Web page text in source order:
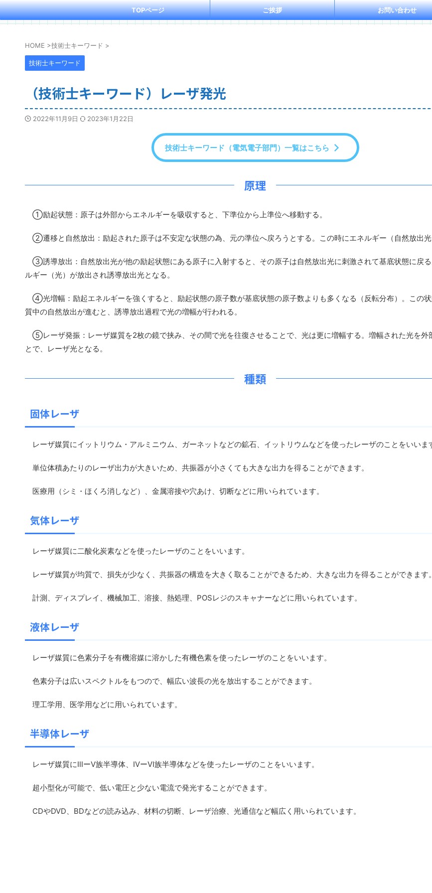
TOPページ ご挨拶 お問い合わせ
HOME >技術士キーワード >
技術士キーワード
（技術士キーワード）レーザ発光
2022年11月9日 2023年1月22日
技術士キーワード（電気電子部門）一覧はこちら
原理
①励起状態：原子は外部からエネルギーを吸収すると、下準位から上準位へ移動する。
②遷移と自然放出：励起された原子は不安定な状態の為、元の準位へ戻ろうとする。この時にエネルギー（自然放出光
③誘導放出：自然放出光が他の励起状態にある原子に入射すると、その原子は自然放出光に刺激されて基底状態に戻
ルギー（光）が放出され誘導放出光となる。
④光増幅：励起エネルギーを強くすると、励起状態の原子数が基底状態の原子数よりも多くなる（反転分布）。この
質中の自然放出が進むと、誘導放出過程で光の増幅が行われる。
⑤レーザ発振：レーザ媒質を2枚の鏡で挟み、その間で光を往復させることで、光は更に増幅する。増幅された光を外
とで、レーザ光となる。
種類
固体レーザ
レーザ媒質にイットリウム・アルミニウム、ガーネットなどの鉱石、イットリウムなどを使ったレーザのことをいいま
単位体積あたりのレーザ出力が大きいため、共振器が小さくても大きな出力を得ることができます。
医療用（シミ・ほくろ消しなど）、金属溶接や穴あけ、切断などに用いられています。
気体レーザ
レーザ媒質に二酸化炭素などを使ったレーザのことをいいます。
レーザ媒質が均質で、損失が少なく、共振器の構造を大きく取ることができるため、大きな出力を得ることができます。
計測、ディスプレイ、機械加工、溶接、熱処理、POSレジのスキャナーなどに用いられています。
液体レーザ
レーザ媒質に色素分子を有機溶媒に溶かした有機色素を使ったレーザのことをいいます。
色素分子は広いスペクトルをもつので、幅広い波長の光を放出することができます。
理工学用、医学用などに用いられています。
半導体レーザ
レーザ媒質にⅢーⅤ族半導体、ⅣーⅥ族半導体などを使ったレーザのことをいいます。
超小型化が可能で、低い電圧と少ない電流で発光することができます。
CDやDVD、BDなどの読み込み、材料の切断、レーザ治療、光通信など幅広く用いられています。